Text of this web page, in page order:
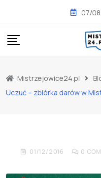
content
07/
Mistrzejowice24.pl
Uczuć – zbiórka darów w
Termometr
01/12/2016 0